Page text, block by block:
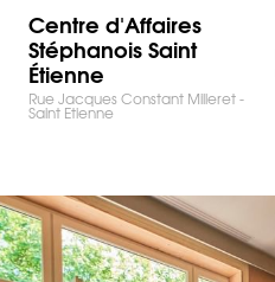
Centre d'Affaires
Stéphanois Saint
Étienne
Rue Jacques Constant Milleret -
Saint Etienne